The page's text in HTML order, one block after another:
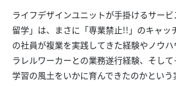
ライフデザインユニットが手掛けるサー
留学」は、まさに「専業禁止!!」のキャッ
の社員が複業を実践してきた経験やノウ
ラレルワーカーとの業務遂行経験、そし
学習の風土をいかに育んできたのかとい